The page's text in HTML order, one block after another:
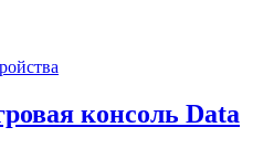
консоль Data